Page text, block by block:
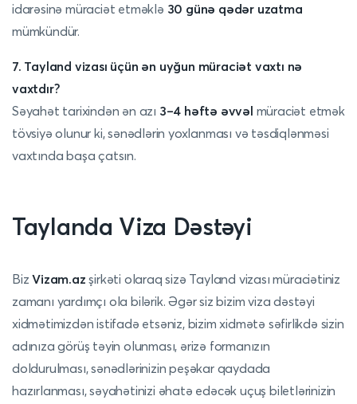
idarəsinə müraciət etməklə 30 günə qədər uzatma
mümkündür.
7. Tayland vizası üçün ən uyğun müraciət vaxtı nə
vaxtdır?
Səyahət tarixindən ən azı 3–4 həftə əvvəl müraciət etmək
tövsiyə olunur ki, sənədlərin yoxlanması və təsdiqlənməsi
vaxtında başa çatsın.
Taylanda Viza Dəstəyi
BizVizam.az şirkəti olaraq sizə Tayland vizası müraciətiniz
zamanı yardımçı ola bilərik. Əgər siz bizim viza dəstəyi
xidmətimizdən istifadə etsəniz, bizim xidmətə səfirlikdə sizin
adınıza görüş təyin olunması, ərizə formanızın
doldurulması, sənədlərinizin peşəkar qaydada
hazırlanması, səyahətinizi əhatə edəcək uçuş biletlərinizin